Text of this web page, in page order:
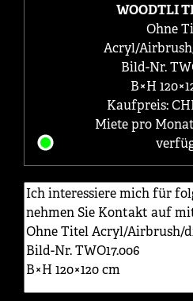
WOODTLI
Ohne
Acryl/
Bild-Nr.
B×H
Kaufpreis:
Miete pro